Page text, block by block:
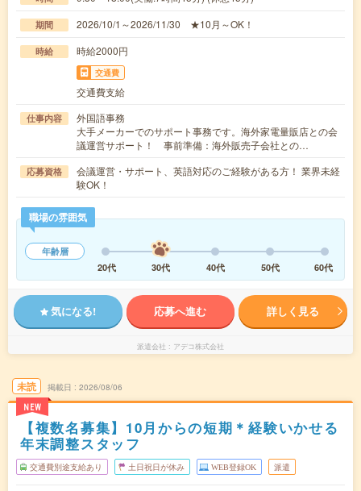
期間 2026/10/1～2026/11/30 ★10月～OK！
時給 時給2000円
交通費
交通費支給
仕事内容
外国語事務
大手メーカーでのサポート事務です。海外家電量販店との会
議運営サポート！ 事前準備：海外販売子会社との…
応募資格
会議運営・サポート、英語対応のご経験がある方！ 業界未経
験OK！
職場の雰囲気
年齢層
20代
30代 40代 50代 60代
気になる! 応募へ進む 詳しく見る
派遣会社 アデコ株式会社
未読
NEW
掲載日 2026/08/06
【複数名募集】10月からの短期＊経験いかせる
年末調整スタッフ
交通費別途支給あり 土日祝日が休み WEB登録OK 派遣